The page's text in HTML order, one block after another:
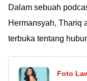
Dalam sebuah
Hermansyah, Thariq
terbuka tentang
Foto